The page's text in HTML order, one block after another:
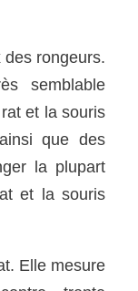
rongeurs.
semblable
et la souris
que des
la plupart
et la souris
Elle mesure